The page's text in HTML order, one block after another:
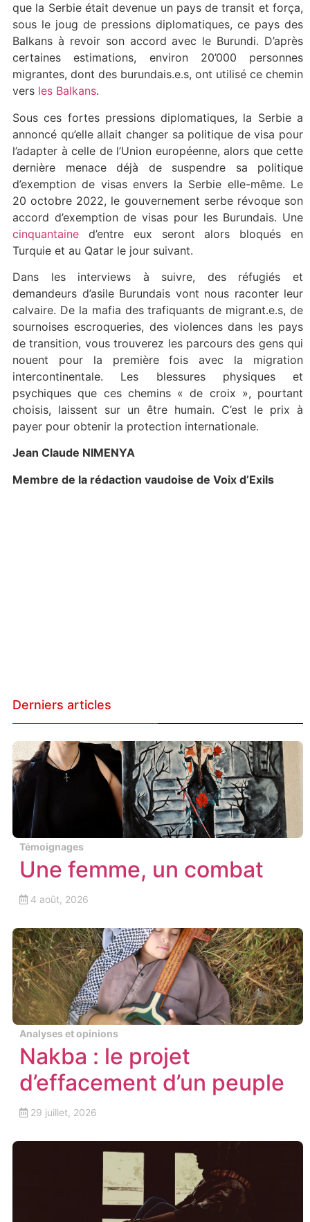
que la Serbie était devenue un pays de transit et força,
sous le joug de pressions diplomatiques, ce pays des
Balkans à revoir son accord avec le Burundi. D’après
certaines estimations, environ 20’000 personnes
migrantes, dont des burundais.e.s, ont utilisé ce chemin
vers les Balkans.
Sous ces fortes pressions diplomatiques, la Serbie a
annoncé qu’elle allait changer sa politique de visa pour
l’adapter à celle de l’Union européenne, alors que cette
dernière menace déjà de suspendre sa politique
d’exemption de visas envers la Serbie elle-même. Le
20 octobre 2022, le gouvernement serbe révoque son
accord d’exemption de visas pour les Burundais. Une
cinquantaine d’entre eux seront alors bloqués en
Turquie et au Qatar le jour suivant.
Dans les interviews à suivre, des réfugiés et
demandeurs d’asile Burundais vont nous raconter leur
calvaire. De la mafia des trafiquants de migrant.e.s, de
sournoises escroqueries, des violences dans les pays
de transition, vous trouverez les parcours des gens qui
nouent pour la première fois avec la migration
intercontinentale. Les blessures physiques et
psychiques que ces chemins « de croix », pourtant
choisis, laissent sur un être humain. C’est le prix à
payer pour obtenir la protection internationale.
Jean Claude NIMENYA
Membre de la rédaction vaudoise de Voix d’Exils
Derniers articles
Témoignages
Une femme, un combat
4 août, 2026
Analyses et opinions
Nakba : le projet
d’effacement d’un peuple
29 juillet, 2026